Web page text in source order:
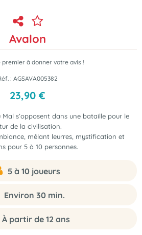
Avalon
premier à donner votre avis !
: AGSAVA005382
23,90 €
s’opposent dans une bataille pour le
de la civilisation.
mêlant leurres, mystification et
pour 5 à 10 personnes.
5 à 10 joueurs
Environ 30 min.
À partir de 12 ans